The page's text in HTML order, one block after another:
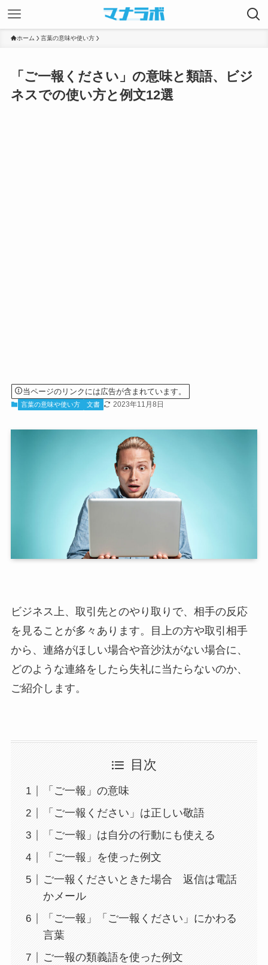
ホーム 言葉の意味や使い方
「ご一報ください」の意味と類語、ビジ
ネスでの使い方と例文12選
当ページのリンクには広告が含まれています。
言葉の意味や使い方 文書 2023年11月8日
ビジネス上、取引先とのやり取りで、相手の反応
を見ることが多々あります。目上の方や取引相手
から、連絡がほしい場合や音沙汰がない場合に、
どのような連絡をしたら失礼に当たらないのか、
ご紹介します。
目次
「ご一報」の意味
「ご一報ください」は正しい敬語
「ご一報」は自分の行動にも使える
「ご一報」を使った例文
ご一報くださいときた場合 返信は電話
かメール
「ご一報」「ご一報ください」にかわる
言葉
ご一報の類義語を使った例文